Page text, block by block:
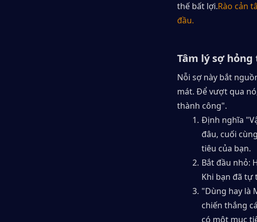
thế bất lợi.Rào cản
đầu.
Tâm lý sợ
Nỗi sợ này bắt
mát. Để vượt qua
thành công".
Định nghĩa
đâu, cuối
tiêu của bạn.
Bắt đầu nhỏ:
Khi bạn đã tự
"Dùng hay là
chiến thắng
có một mục